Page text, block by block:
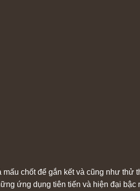
chốt để gắn kết và cũng như
ứng dụng tiên tiến và hiện đại